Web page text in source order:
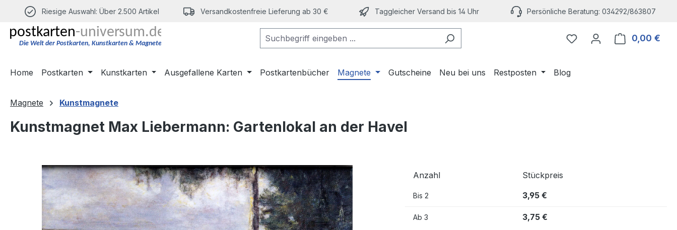
Hauptinhalt springen
Zur Suche springen
Zur Hauptnavigation springen
Riesige Auswahl: Über 2.500 Artikel Versandkostenfreie Lieferung ab 30 € Taggleicher Versand bis 14 Uhr Persönliche Beratung: 034292/863807
Du hast 0 Produkte auf
0,00 €
Home Postkarten Kunstkarten Ausgefallene Karten Postkartenbücher Magnete Gutscheine Neu bei uns Restposten Blog
Magnete Kunstmagnete
Kunstmagnet Max Liebermann: Gartenlokal an der Havel
Bildergalerie überspringen Anzahl Stückpreis
Bis 2 3,95 €
Ab 3 3,75 €